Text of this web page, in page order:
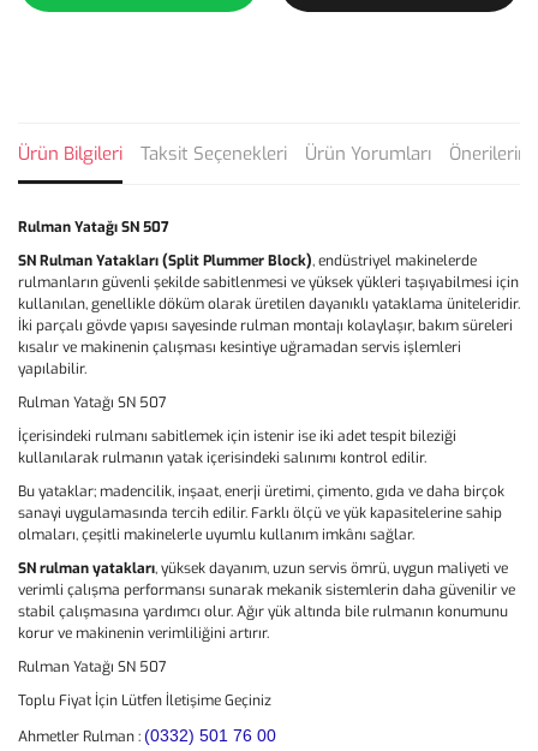
Ürün Bilgileri Taksit Seçenekleri Ürün Yorumları
Rulman Yatağı SN 507
SN Rulman Yatakları (Split Plummer Block), endüstriyel makinelerde
rulmanların güvenli şekilde sabitlenmesi ve yüksek yükleri taşıyabilmesi için
kullanılan, genellikle döküm olarak üretilen dayanıklı yataklama üniteleridir.
İki parçalı gövde yapısı sayesinde rulman montajı kolaylaşır, bakım süreleri
kısalır ve makinenin çalışması kesintiye uğramadan servis işlemleri
yapılabilir.
Rulman Yatağı SN 507
İçerisindeki rulmanı sabitlemek için istenir ise iki adet tespit bileziği
kullanılarak rulmanın yatak içerisindeki salınımı kontrol edilir.
Bu yataklar; madencilik, inşaat, enerji üretimi, çimento, gıda ve daha birçok
sanayi uygulamasında tercih edilir. Farklı ölçü ve yük kapasitelerine sahip
olmaları, çeşitli makinelerle uyumlu kullanım imkânı sağlar.
SN rulman yatakları, yüksek dayanım, uzun servis ömrü, uygun maliyeti ve
verimli çalışma performansı sunarak mekanik sistemlerin daha güvenilir ve
stabil çalışmasına yardımcı olur. Ağır yük altında bile rulmanın konumunu
korur ve makinenin verimliliğini artırır.
Rulman Yatağı SN 507
Toplu Fiyat İçin Lütfen İletişime Geçiniz
Ahmetler Rulman :(0332) 501 76 00